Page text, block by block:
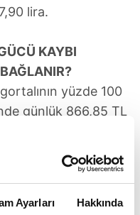
Ayarları Hakkında
lira.
KAYBI
yüzde 100
günlük 866,85 TL
derecesi
ödeme yapılır.
lira gelir ödemesi